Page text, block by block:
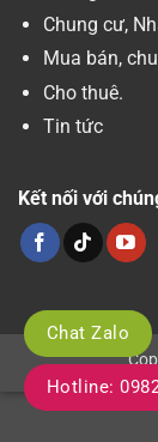
Chat Zalo
Hotline:
Chung cư,
Mua bán,
Cho thuê.
Tin tức
Kết nối với